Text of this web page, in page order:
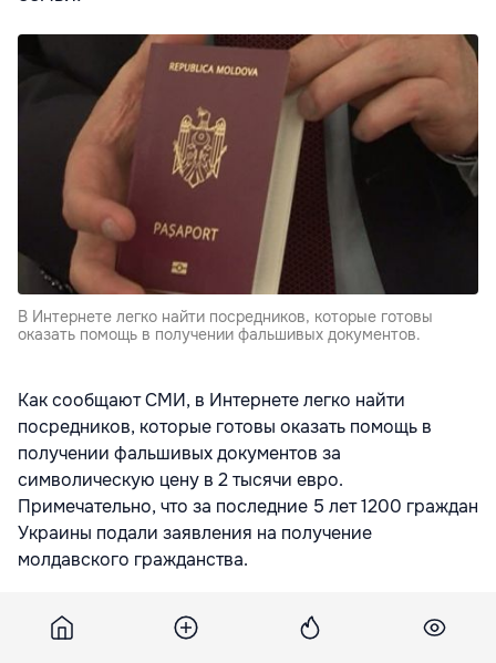
В Интернете легко найти посредников, которые готовы
оказать помощь в получении фальшивых документов.
Как сообщают СМИ, в Интернете легко найти
посредников, которые готовы оказать помощь в
получении фальшивых документов за
символическую цену в 2 тысячи евро.
Примечательно, что за последние 5 лет 1200 граждан
Украины подали заявления на получение
молдавского гражданства.
зарегистрировано 216 случаев покупки украинскими